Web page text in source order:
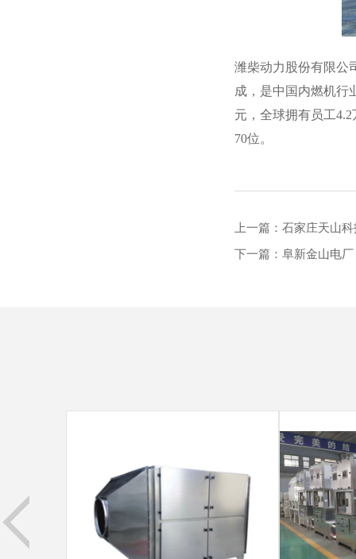
潍柴动力股份有限公
成，是中国内燃机行
元，全球拥有员工
70位。
上一篇：石家庄天山
下一篇：阜新金山电厂